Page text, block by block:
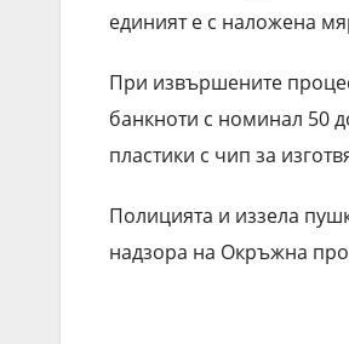
единият е с наложена
При извършените
банкноти с номинал 50
пластики с чип за
Полицията и иззела
надзора на Окръжна